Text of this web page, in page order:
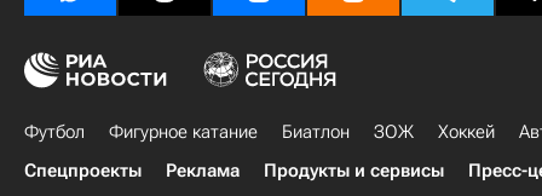
Футбол Фигурное катание Биатлон ЗОЖ Хоккей
Спецпроекты
Реклама Продукты и сервисы Пресс-